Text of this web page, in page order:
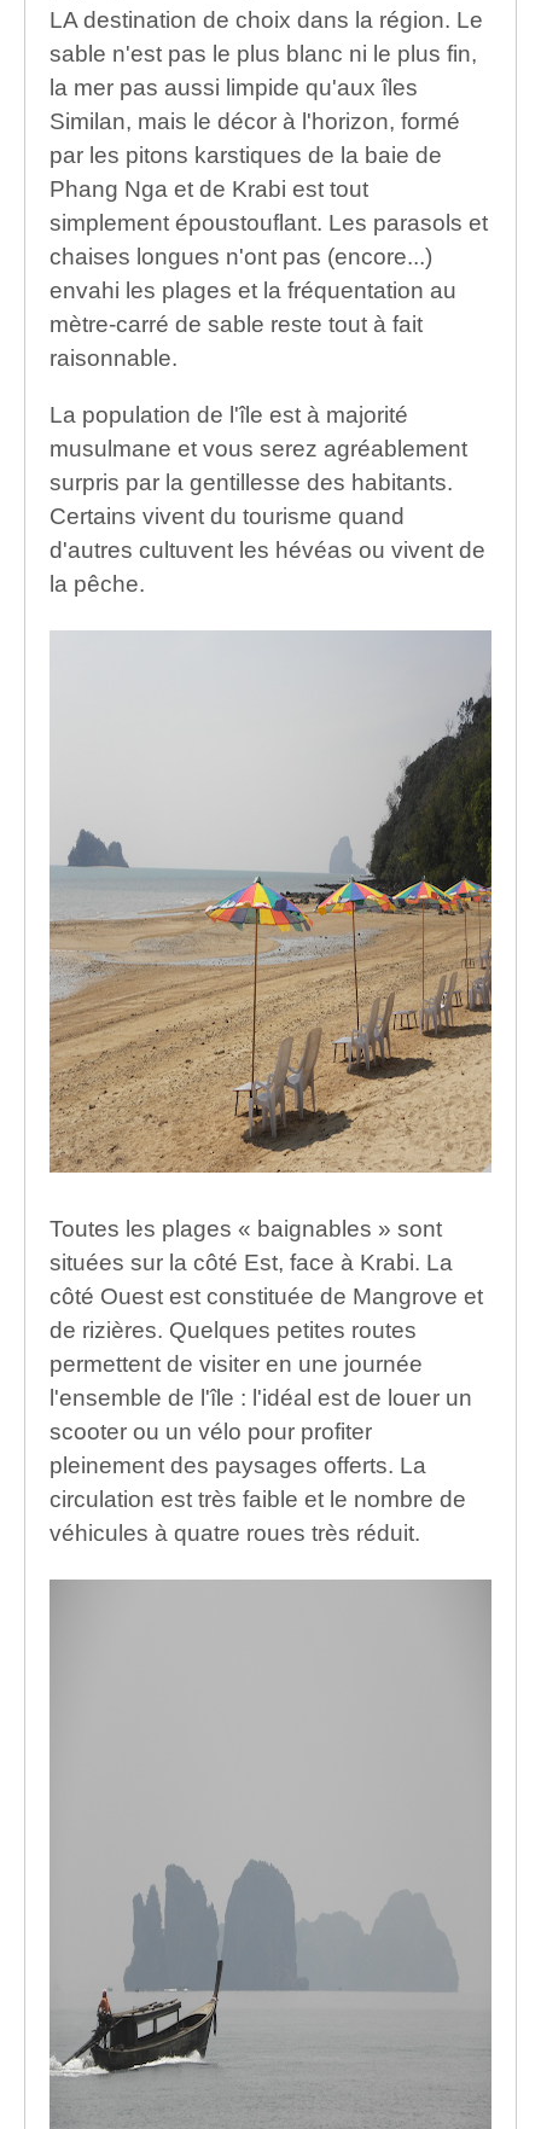
LA destination de choix dans la région. Le
sable n'est pas le plus blanc ni le plus fin,
la mer pas aussi limpide qu'aux îles
Similan, mais le décor à l'horizon, formé
par les pitons karstiques de la baie de
Phang Nga et de Krabi est tout
simplement époustouflant. Les parasols et
chaises longues n'ont pas (encore...)
envahi les plages et la fréquentation au
mètre-carré de sable reste tout à fait
raisonnable.
La population de l'île est à majorité
musulmane et vous serez agréablement
surpris par la gentillesse des habitants.
Certains vivent du tourisme quand
d'autres cultuvent les hévéas ou vivent de
la pêche.
Toutes les plages « baignables » sont
situées sur la côté Est, face à Krabi. La
côté Ouest est constituée de Mangrove et
de rizières. Quelques petites routes
permettent de visiter en une journée
l'ensemble de l'île : l'idéal est de louer un
scooter ou un vélo pour profiter
pleinement des paysages offerts. La
circulation est très faible et le nombre de
véhicules à quatre roues très réduit.